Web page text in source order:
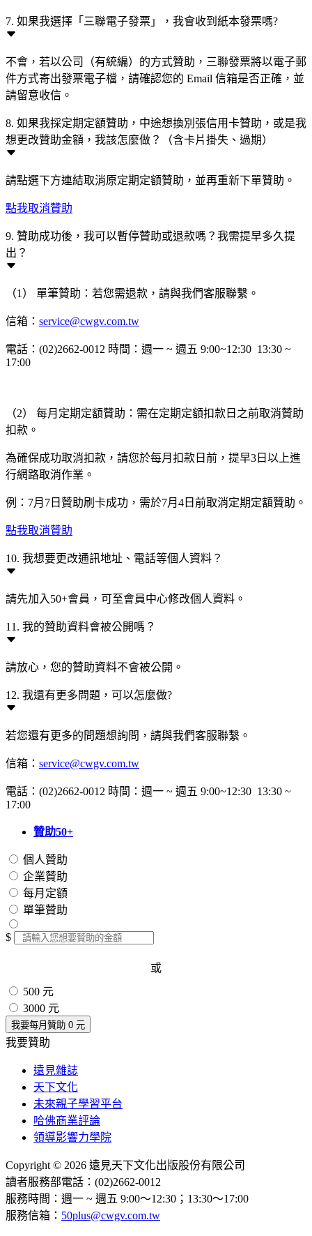
7. 如果我選擇「三聯電子發票」，我會收到紙本發票嗎?
不會，若以公司（有統編）的方式贊助，三聯發票將以電子郵
件方式寄出發票電子檔，請確認您的 Email 信箱是否正確，並
請留意收信。
8. 如果我採定期定額贊助，中途想換別張信用卡贊助，或是我
想更改贊助金額，我該怎麼做？（含卡片掛失、過期）
請點選下方連結取消原定期定額贊助，並再重新下單贊助。
點我取消贊助
9. 贊助成功後，我可以暫停贊助或退款嗎？我需提早多久提
出？
（1） 單筆贊助：若您需退款，請與我們客服聯繫。
信箱： service@cwgv.com.tw
電話：(02)2662-0012 時間：週一 ~ 週五 9:00~12:30 13:30 ~
17:00
（2） 每月定期定額贊助：需在定期定額扣款日之前取消贊助
扣款。
為確保成功取消扣款，請您於每月扣款日前，提早3日以上進
行網路取消作業。
例：7月7日贊助刷卡成功，需於7月4日前取消定期定額贊助。
點我取消贊助
10. 我想要更改通訊地址、電話等個人資料？
請先加入50+會員，可至會員中心修改個人資料。
11. 我的贊助資料會被公開嗎？
請放心，您的贊助資料不會被公開。
12. 我還有更多問題，可以怎麼做?
若您還有更多的問題想詢問，請與我們客服聯繫。
信箱： service@cwgv.com.tw
電話：(02)2662-0012 時間：週一 ~ 週五 9:00~12:30 13:30 ~
17:00
贊助50+
個人贊助
企業贊助
每月定額
單筆贊助
$
或
500 元
3000 元
我要每月贊助 0 元
我要贊助
遠見雜誌
天下文化
未來親子學習平台
哈佛商業評論
領導影響力學院
Copyright © 2026 遠見天下文化出版股份有限公司
讀者服務部電話：(02)2662-0012
服務時間：週一 ~ 週五 9:00～12:30；13:30～17:00
服務信箱： 50plus@cwgv.com.tw